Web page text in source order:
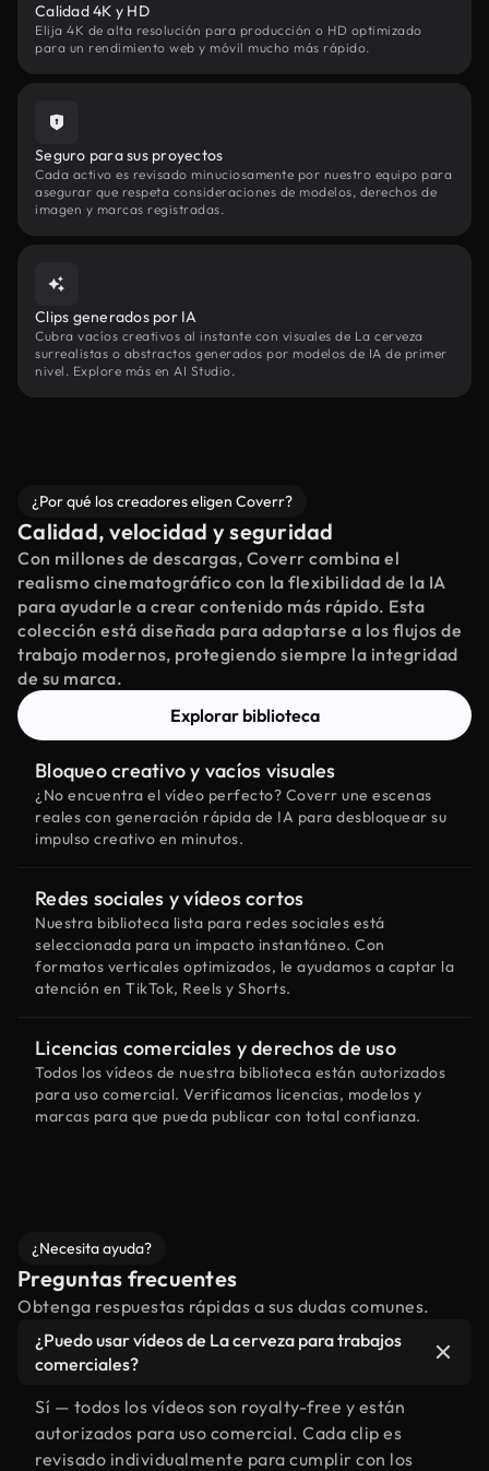
Calidad 4K y HD
Elija 4K de alta resolución para producción o HD optimizado
para un rendimiento web y móvil mucho más rápido.
Seguro para sus proyectos
Cada activo es revisado minuciosamente por nuestro equipo para
asegurar que respeta consideraciones de modelos, derechos de
imagen y marcas registradas.
Clips generados por IA
Cubra vacíos creativos al instante con visuales de La cerveza
surrealistas o abstractos generados por modelos de IA de primer
nivel. Explore más en AI Studio.
¿Por qué los creadores eligen Coverr?
Calidad, velocidad y seguridad
Con millones de descargas, Coverr combina el
realismo cinematográfico con la flexibilidad de la IA
para ayudarle a crear contenido más rápido. Esta
colección está diseñada para adaptarse a los flujos de
trabajo modernos, protegiendo siempre la integridad
de su marca.
Explorar biblioteca
Bloqueo creativo y vacíos visuales
¿No encuentra el vídeo perfecto? Coverr une escenas
reales con generación rápida de IA para desbloquear su
impulso creativo en minutos.
Redes sociales y vídeos cortos
Nuestra biblioteca lista para redes sociales está
seleccionada para un impacto instantáneo. Con
formatos verticales optimizados, le ayudamos a captar la
atención en TikTok, Reels y Shorts.
Licencias comerciales y derechos de uso
Todos los vídeos de nuestra biblioteca están autorizados
para uso comercial. Verificamos licencias, modelos y
marcas para que pueda publicar con total confianza.
¿Necesita ayuda?
Preguntas frecuentes
Obtenga respuestas rápidas a sus dudas comunes.
¿Puedo usar vídeos de La cerveza para trabajos
comerciales?
Sí — todos los vídeos son royalty-free y están
autorizados para uso comercial. Cada clip es
revisado individualmente para cumplir con los